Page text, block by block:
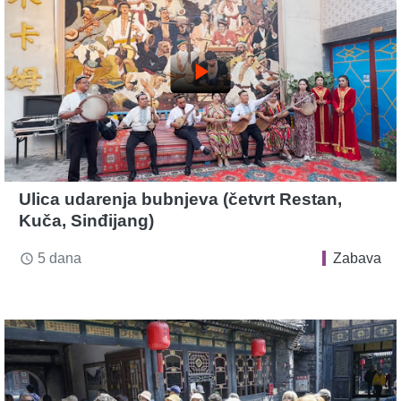
play_arrow
Ulica udarenja bubnjeva (četvrt Restan,
Kuča, Sinđijang)
access_time 5 dana Zabava